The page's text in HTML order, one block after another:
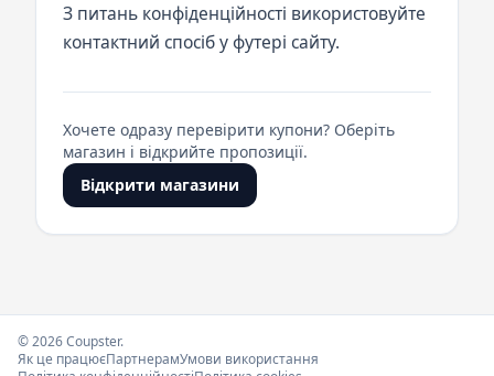
З питань конфіденційності використовуйте
контактний спосіб у футері сайту.
Хочете одразу перевірити купони? Оберіть
магазин і відкрийте пропозиції.
Відкрити магазини
© 2026 Coupster.
Як це працюєПартнерамУмови використання